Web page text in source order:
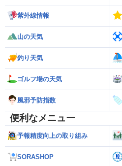
紫外線情報
山の天気
釣り天気
ゴルフ場の天気
風邪予防指数
便利なメニュー
予報精度向上の取り組み
SORASHOP